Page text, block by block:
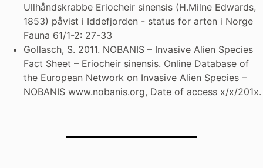
Ullhåndskrabbe Eriocheir sinensis (H.Milne Edwards,
1853) påvist i Iddefjorden - status for arten i Norge
Fauna 61/1-2: 27-33
Gollasch, S. 2011. NOBANIS – Invasive Alien Species
Fact Sheet – Eriocheir sinensis. Online Database of
the European Network on Invasive Alien Species –
NOBANIS www.nobanis.org, Date of access x/x/201x.